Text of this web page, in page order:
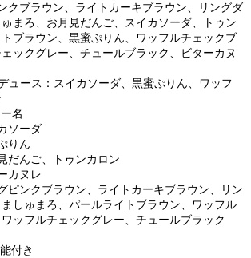
クブラウン、ライトカーキブラウン、リングダ
まろ、お月見だんご、スイカソーダ、トゥン
ブラウン、黒蜜ぷりん、ワッフルチェックブ
ックグレー、チュールブラック、ビターカヌ
ュース：スイカソーダ、黒蜜ぷりん、ワッフ
名
ソーダ
りん
だんご、トゥンカロン
カヌレ
ピンクブラウン、ライトカーキブラウン、リン
しゅまろ、パールライトブラウン、ワッフル
ッフルチェックグレー、チュールブラック
付き